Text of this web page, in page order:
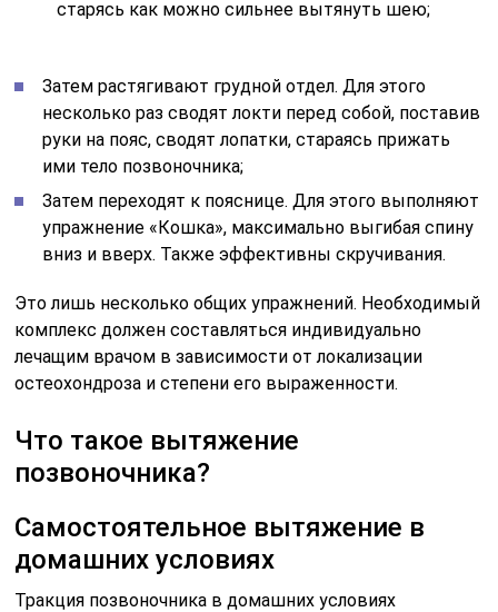
старясь как можно сильнее вытянуть шею;
Затем растягивают грудной отдел. Для этого
несколько раз сводят локти перед собой, поставив
руки на пояс, сводят лопатки, стараясь прижать
ими тело позвоночника;
Затем переходят к пояснице. Для этого выполняют
упражнение «Кошка», максимально выгибая спину
вниз и вверх. Также эффективны скручивания.
Это лишь несколько общих упражнений. Необходимый
комплекс должен составляться индивидуально
лечащим врачом в зависимости от локализации
остеохондроза и степени его выраженности.
Что такое вытяжение
позвоночника?
Самостоятельное вытяжение в
домашних условиях
Тракция позвоночника в домашних условиях